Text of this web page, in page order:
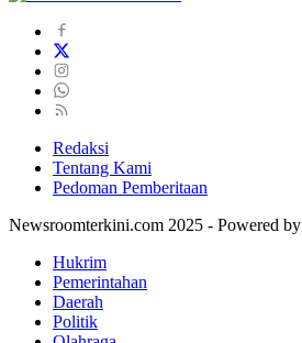
Redaksi
Tentang Kami
Pedoman Pemberitaan
Newsroomterkini.com 2025 - Powered by
Hukrim
Pemerintahan
Daerah
Politik